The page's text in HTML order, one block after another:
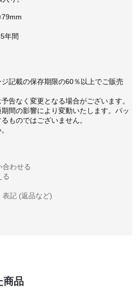
年間
記載の保存期限の60％以上でご販売
告なく変更となる場合がございます。
間の影響により変動いたします。パッ
ものではございません。
合わせる
る
表記 (返品など)
商品